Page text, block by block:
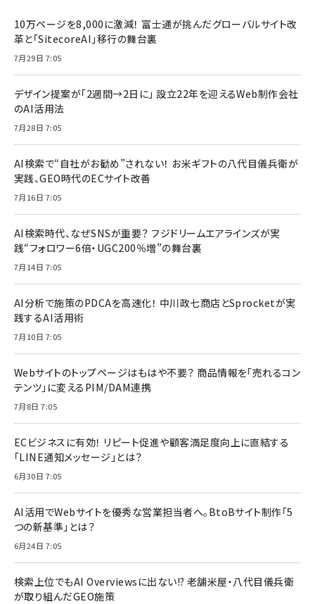
10万ページを8,000に激減！ 富士通が挑んだグローバルサイト改
革と「SitecoreAI」移行の舞台裏
7月29日 7:05
デザイン提案が「2週間→2日に」 設立22年を迎えるWeb制作会社
のAI活用法
7月28日 7:05
AI検索で“自社がお勧め”されない！ お米ギフトの八代目儀兵衛が
実践、GEO時代のECサイト改善
7月16日 7:05
AI検索時代、なぜSNSが重要？ フジドリームエアラインズが実
践“フォロワー6倍・UGC200％増”の舞台裏
7月14日 7:05
AI分析で施策のPDCAを高速化！ 中川政七商店とSprocketが実
践するAI活用術
7月10日 7:05
Webサイトのトップページはもはや不要？ 商品情報を「売れるコン
テンツ」に変えるPIM/DAM連携
7月8日 7:05
ECビジネスに有効！ リピート促進や顧客満足度向上に直結する
「LINE通知メッセージ」とは？
6月30日 7:05
AI活用でWebサイトを優秀な営業担当者へ。BtoBサイト制作「5
つの新基準」とは？
6月24日 7:05
検索上位でもAI Overviewsに出ない!? 老舗米屋・八代目儀兵衛
が取り組んだGEO施策